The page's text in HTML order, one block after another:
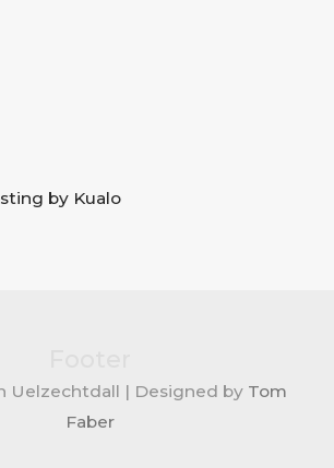
by Kualo
Uelzechtdall | Designed by Tom
Faber